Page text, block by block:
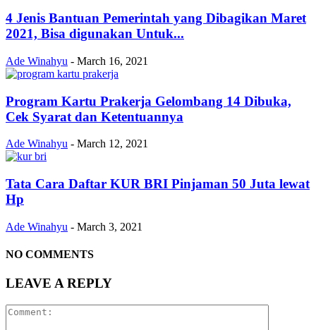
4 Jenis Bantuan Pemerintah yang Dibagikan Maret
2021, Bisa digunakan Untuk...
Ade Winahyu - March 16, 2021
Program Kartu Prakerja Gelombang 14 Dibuka,
Cek Syarat dan Ketentuannya
Ade Winahyu - March 12, 2021
Tata Cara Daftar KUR BRI Pinjaman 50 Juta lewat
Hp
Ade Winahyu - March 3, 2021
NO COMMENTS
LEAVE A REPLY